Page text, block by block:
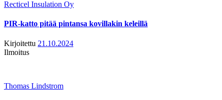
Recticel Insulation Oy
PIR-katto pitää pintansa kovillakin keleillä
Kirjoitettu 21.10.2024
Ilmoitus
Thomas Lindstrom